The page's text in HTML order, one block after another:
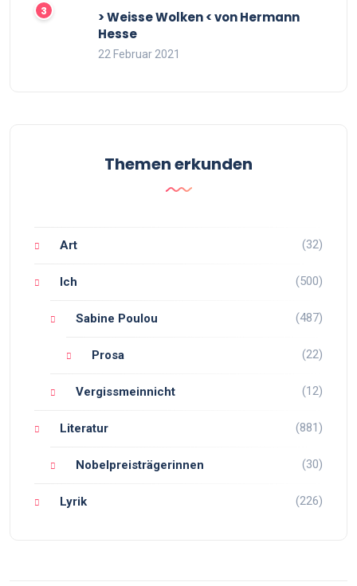
> Weisse Wolken < von Hermann
Hesse
22 Februar 2021
Themen erkunden
Art (32)
Ich (500)
Sabine Poulou (487)
Prosa (22)
Vergissmeinnicht (12)
Literatur (881)
Nobelpreisträgerinnen (30)
Lyrik (226)